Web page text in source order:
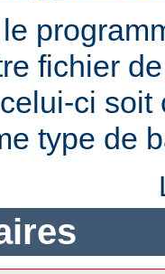
fichier
ci soit
type de